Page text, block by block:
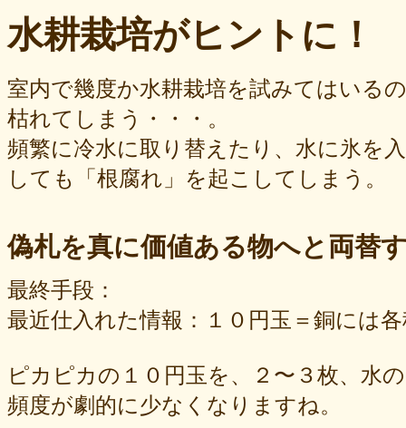
水耕栽培がヒントに！
室内で幾度か水耕栽培を試みてはいる
枯れてしまう・・・。
頻繁に冷水に取り替えたり、水に氷を
しても「根腐れ」を起こしてしまう。
偽札を真に価値ある物へと両替
最終手段：
最近仕入れた情報：１０円玉＝銅には
ピカピカの１０円玉を、２〜３枚、水
頻度が劇的に少なくなりますね。